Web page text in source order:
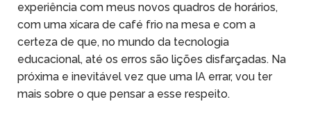
experiência com meus novos quadros de horários,
com uma xícara de café frio na mesa e com a
certeza de que, no mundo da tecnologia
educacional, até os erros são lições disfarçadas. Na
próxima e inevitável vez que uma IA errar, vou ter
mais sobre o que pensar a esse respeito.